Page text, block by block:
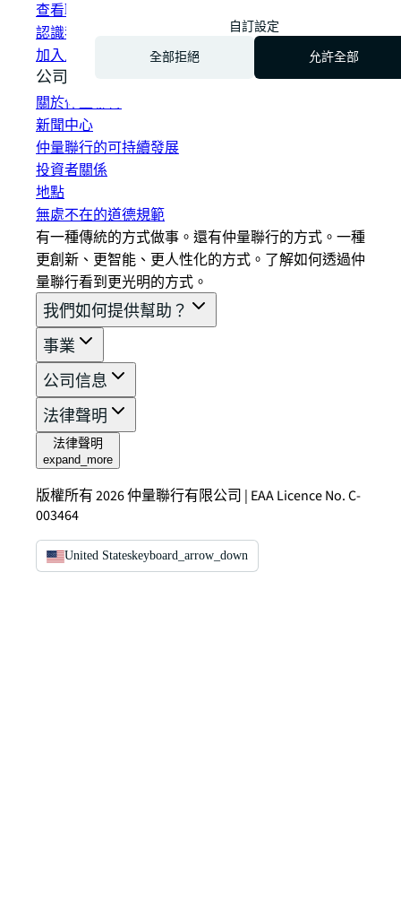
查看職位空缺
認識我們的員工
加入人才網路
公司信息
關於仲量聯行
新聞中心
仲量聯行的可持續發展
投資者關係
地點
無處不在的道德規範
有一種傳統的方式做事。還有仲量聯行的方式。一種
更創新、更智能、更人性化的方式。了解如何透過仲
量聯行看到更光明的方式。
我們如何提供幫助？
事業
公司信息
法律聲明
法律聲明
expand_more
版權所有 2026 仲量聯行有限公司 | EAA Licence No. C-
003464
United Stateskeyboard_arrow_down
自訂設定
全部拒絕
允許全部